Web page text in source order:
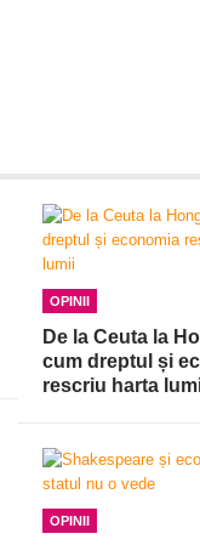
OPINII
De la Ceuta la
cum dreptul și
rescriu harta
OPINII